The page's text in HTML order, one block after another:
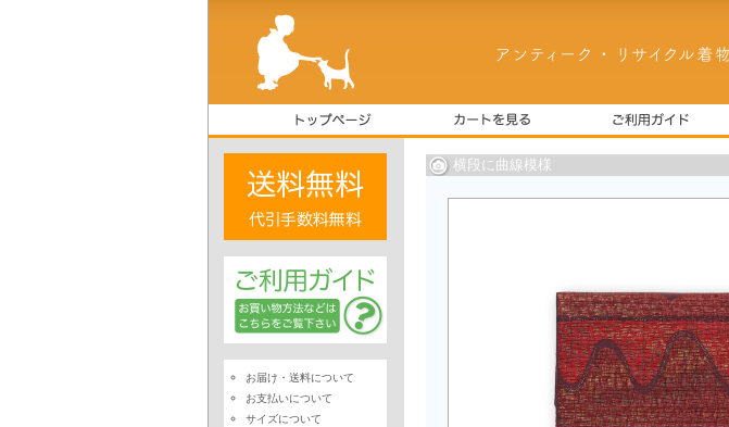
横段に曲線模様
お届け・送料について
お支払いについて
サイズについて